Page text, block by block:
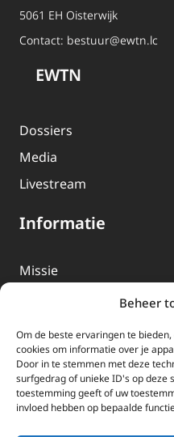
Beheer
Om de beste ervaringen te
cookies om informatie over je
Door in te stemmen met deze
surfgedrag of unieke ID's op deze
toestemming geeft of uw
invloed hebben op bepaalde
5061 EH Oisterwijk
Contact: bestuur@ewtn.lc
EWTN
Dossiers
Media
Livestream
Informatie
Missie
EWTN-Team
Organisatiegegevens
Doneren